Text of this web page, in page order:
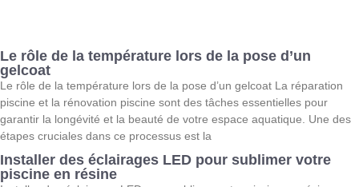
Le rôle de la température lors de la pose d’un
gelcoat
Le rôle de la température lors de la pose d’un gelcoat La réparation
piscine et la rénovation piscine sont des tâches essentielles pour
garantir la longévité et la beauté de votre espace aquatique. Une des
étapes cruciales dans ce processus est la
Installer des éclairages LED pour sublimer votre
piscine en résine